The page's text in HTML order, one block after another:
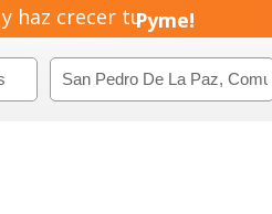
haz crecer tuPyme!